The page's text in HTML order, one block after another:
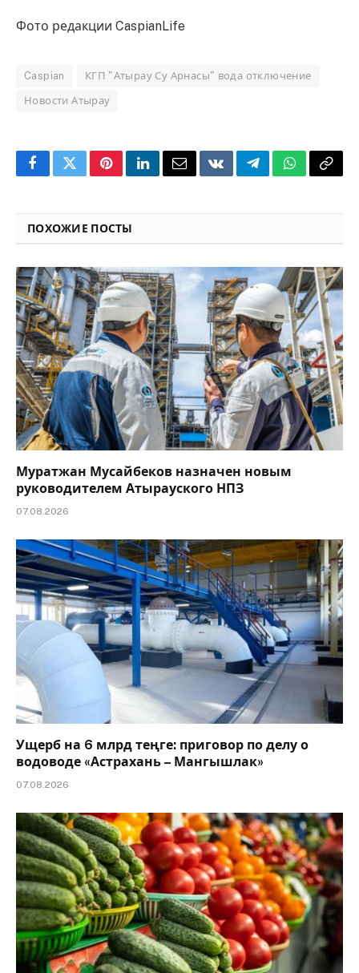
Фото редакции CaspianLife
Caspian КГП "Атырау Су Арнасы" вода отключение
Новости Атырау
FacebookTwitterPinterestLinkedInEmailVKontakteTelegramWhatsApp
Copy
ПОХОЖИЕ ПОСТЫ
Муратжан Мусайбеков назначен новым
руководителем Атырауского НПЗ
07.08.2026
Ущерб на 6 млрд теңге: приговор по делу о
водоводе «Астрахань – Мангышлак»
07.08.2026